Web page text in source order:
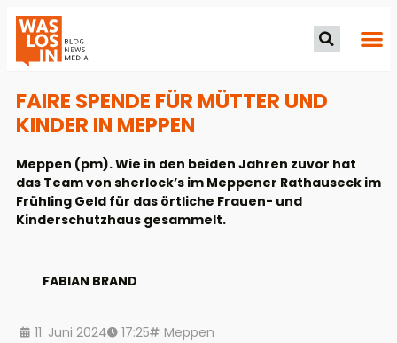
FAIRE SPENDE FÜR MÜTTER UND
KINDER IN MEPPEN
Meppen (pm). Wie in den beiden Jahren zuvor hat
das Team von sherlock’s im Meppener Rathauseck im
Frühling Geld für das örtliche Frauen- und
Kinderschutzhaus gesammelt.
FABIAN BRAND
11. Juni 2024 17:25 Meppen